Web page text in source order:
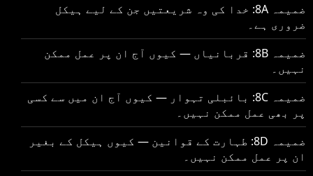
ضمیمہ 8A: خدا کی وہ شریعتیں جن کے لیے ہیکل
ضروری ہے۔
ضمیمہ 8B: قربانیاں — کیوں آج ان پر عمل ممکن
نہیں۔
ضمیمہ 8C: بائبلی تہوار — کیوں آج ان میں سے کسی
پر بھی عمل ممکن نہیں۔
ضمیمہ 8D: طہارت کے قوانین — کیوں ہیکل کے بغیر
ان پر عمل ممکن نہیں۔